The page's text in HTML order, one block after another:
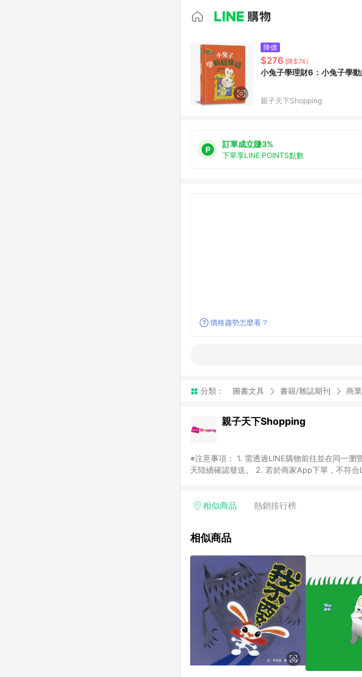
降價
$276 (降$74)
小兔子學理財6：小兔子學
親子天下Shopping
訂單成立賺3%
下單享LINE POINTS點數
價格趨勢怎麼看？
分類： 圖書文具 書籍/雜誌期刊 商
親子天下Shopping
※注意事項： 1. 需透過LINE購物前往並在同一
天陸續確認發送。 2. 若於商家App下單，不符
平台，商品資料更新會有時間差，如顯示之商
相似商品 熱銷排行榜
相似商品